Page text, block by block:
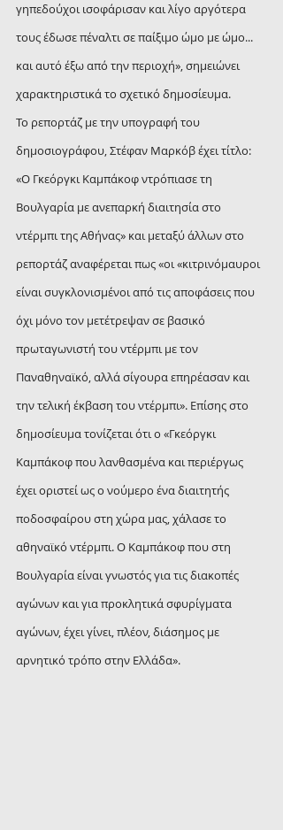
γηπεδούχοι ισοφάρισαν και λίγο αργότερα
τους έδωσε πέναλτι σε παίξιμο ώμο με ώμο...
και αυτό έξω από την περιοχή», σημειώνει
χαρακτηριστικά το σχετικό δημοσίευμα.
Το ρεπορτάζ με την υπογραφή του
δημοσιογράφου, Στέφαν Μαρκόβ έχει τίτλο:
«Ο Γκεόργκι Καμπάκοφ ντρόπιασε τη
Βουλγαρία με ανεπαρκή διαιτησία στο
ντέρμπι της Αθήνας» και μεταξύ άλλων στο
ρεπορτάζ αναφέρεται πως «οι «κιτρινόμαυροι
είναι συγκλονισμένοι από τις αποφάσεις που
όχι μόνο τον μετέτρεψαν σε βασικό
πρωταγωνιστή του ντέρμπι με τον
Παναθηναϊκό, αλλά σίγουρα επηρέασαν και
την τελική έκβαση του ντέρμπι». Επίσης στο
δημοσίευμα τονίζεται ότι ο «Γκεόργκι
Καμπάκοφ που λανθασμένα και περιέργως
έχει οριστεί ως ο νούμερο ένα διαιτητής
ποδοσφαίρου στη χώρα μας, χάλασε το
αθηναϊκό ντέρμπι. Ο Καμπάκοφ που στη
Βουλγαρία είναι γνωστός για τις διακοπές
αγώνων και για προκλητικά σφυρίγματα
αγώνων, έχει γίνει, πλέον, διάσημος με
αρνητικό τρόπο στην Ελλάδα».